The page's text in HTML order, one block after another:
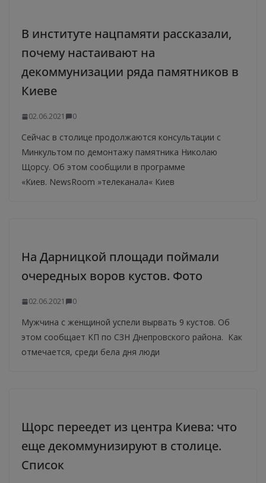
В институте нацпамяти рассказали,
почему настаивают на
декоммунизации ряда памятников в
Киеве
02.06.2021 0
Сейчас в столице продолжаются консультации с
Минкультом по демонтажу памятника Николаю
Щорсу. Об этом сообщили в программе
«Киев. NewsRoom »телеканала« Киев
На Дарницкой площади поймали
очередных воров кустов. Фото
02.06.2021 0
Мужчина с женщиной успели вырвать 9 кустов. Об
этом сообщает КП по СЗН Днепровского района. Как
отмечается, среди бела дня люди
Щорс переедет из центра Киева: что
еще декоммунизируют в столице.
Список